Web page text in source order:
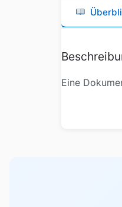
Eine